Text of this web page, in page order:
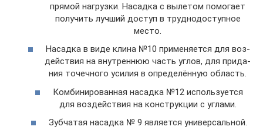
пря­мой нагруз­ки. Насад­ка с выле­том помо­га­ет
полу­чить луч­ший доступ в труд­но­до­ступ­ное
место.
Насад­ка в виде кли­на №10 при­ме­ня­ет­ся для воз­
дей­ствия на внут­рен­нюю часть углов, для при­да­
ния точеч­но­го уси­лия в опре­де­лён­ную область.
Ком­би­ни­ро­ван­ная насад­ка №12 исполь­зу­ет­ся
для воз­дей­ствия на кон­струк­ции с углами.
Зуб­ча­тая насад­ка № 9 явля­ет­ся уни­вер­саль­ной.